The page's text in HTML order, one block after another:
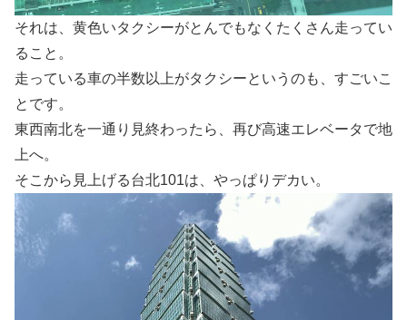
それは、黄色いタクシーがとんでもなくたくさん走ってい
ること。
走っている車の半数以上がタクシーというのも、すごいこ
とです。
東西南北を一通り見終わったら、再び高速エレベータで地
上へ。
そこから見上げる台北101は、やっぱりデカい。